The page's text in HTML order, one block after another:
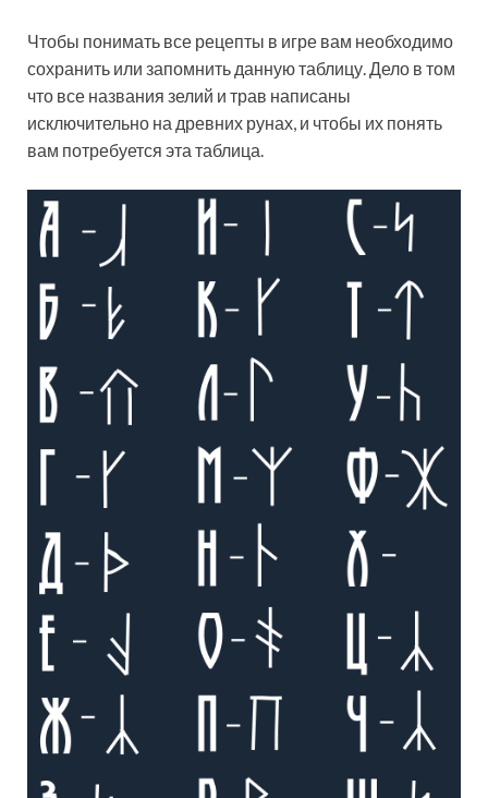
Чтобы понимать все рецепты в игре вам необходимо
сохранить или запомнить данную таблицу. Дело в том
что все названия зелий и трав написаны
исключительно на древних рунах, и чтобы их понять
вам потребуется эта таблица.